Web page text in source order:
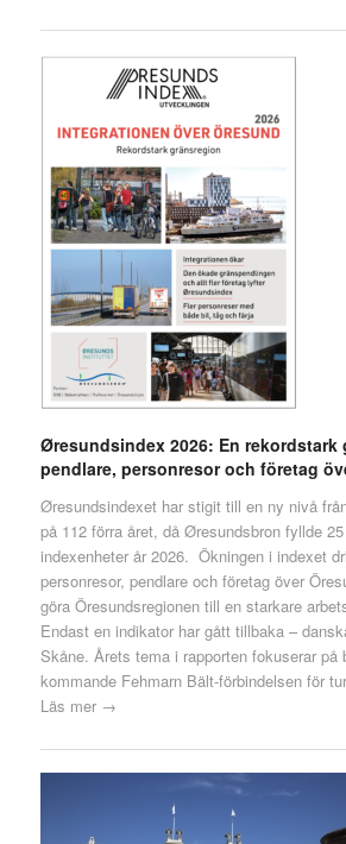
Øresundsindex 2026: En rekordstark
pendlare, personresor och företag
Øresundsindexet har stigit till en ny nivå
på 112 förra året, då Øresundsbron fyllde
indexenheter år 2026. Ökningen i indexet
personresor, pendlare och företag över
göra Öresundsregionen till en starkare
Endast en indikator har gått tillbaka –
Skåne. Årets tema i rapporten fokuserar på
kommande Fehmarn Bält-förbindelsen för
Läs mer →